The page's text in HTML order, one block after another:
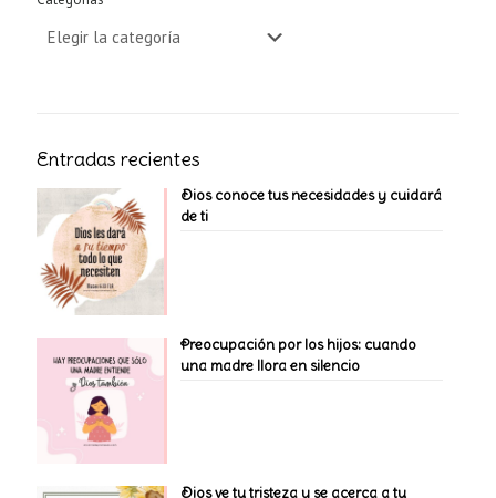
Entradas recientes
Dios conoce tus necesidades y cuidará
de ti
Preocupación por los hijos: cuando
una madre llora en silencio
Dios ve tu tristeza y se acerca a tu